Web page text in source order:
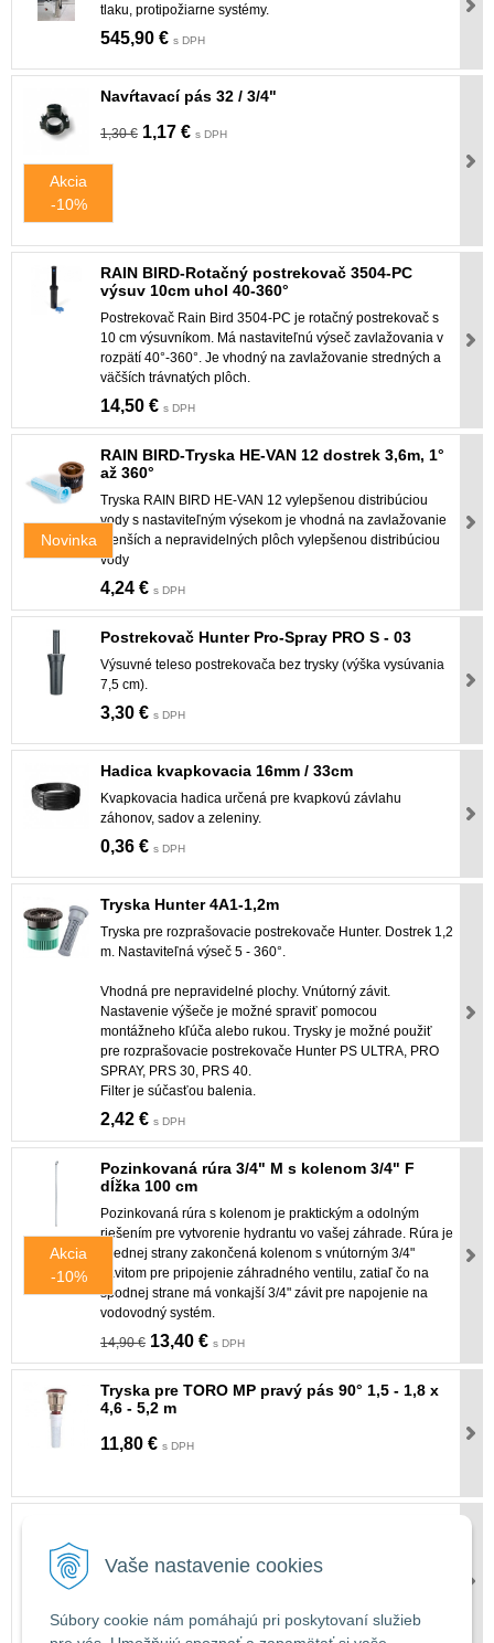
Vaše nastavenie cookies
Súbory cookie nám pomáhajú pri poskytovaní služieb
tlaku, protipožiarne systémy.
545,90 € s DPH
Akcia
-10%
Navŕtavací pás 32 / 3/4"
1,30 € 1,17 € s DPH
RAIN BIRD-Rotačný postrekovač 3504-PC
výsuv 10cm uhol 40-360°
Postrekovač Rain Bird 3504-PC je rotačný postrekovač s
10 cm výsuvníkom. Má nastaviteľnú výseč zavlažovania v
rozpätí 40°-360°. Je vhodný na zavlažovanie stredných a
väčších trávnatých plôch.
14,50 € s DPH
Novinka
RAIN BIRD-Tryska HE-VAN 12 dostrek 3,6m, 1°
až 360°
Tryska RAIN BIRD HE-VAN 12 vylepšenou distribúciou
vody s nastaviteľným výsekom je vhodná na zavlažovanie
menších a nepravidelných plôch vylepšenou distribúciou
vody
4,24 € s DPH
Postrekovač Hunter Pro-Spray PRO S - 03
Výsuvné teleso postrekovača bez trysky (výška vysúvania
7,5 cm).
3,30 € s DPH
Hadica kvapkovacia 16mm / 33cm
Kvapkovacia hadica určená pre kvapkovú závlahu
záhonov, sadov a zeleniny.
0,36 € s DPH
Tryska Hunter 4A1-1,2m
Tryska pre rozprašovacie postrekovače Hunter. Dostrek 1,2
m. Nastaviteľná výseč 5 - 360°.
Vhodná pre nepravidelné plochy. Vnútorný závit.
Nastavenie výšeče je možné spraviť pomocou
montážneho kľúča alebo rukou. Trysky je možné použiť
pre rozprašovacie postrekovače Hunter PS ULTRA, PRO
SPRAY, PRS 30, PRS 40.
Filter je súčasťou balenia.
2,42 € s DPH
Akcia
-10%
Pozinkovaná rúra 3/4" M s kolenom 3/4" F
dĺžka 100 cm
Pozinkovaná rúra s kolenom je praktickým a odolným
riešením pre vytvorenie hydrantu vo vašej záhrade. Rúra je
z jednej strany zakončená kolenom s vnútorným 3/4"
závitom pre pripojenie záhradného ventilu, zatiaľ čo na
spodnej strane má vonkajší 3/4" závit pre napojenie na
vodovodný systém.
14,90 € 13,40 € s DPH
Tryska pre TORO MP pravý pás 90° 1,5 - 1,8 x
4,6 - 5,2 m
11,80 € s DPH
Exteriérová riadiaca jednotka HUNTER HYDRAWISE PHC
376,28 € s DPH